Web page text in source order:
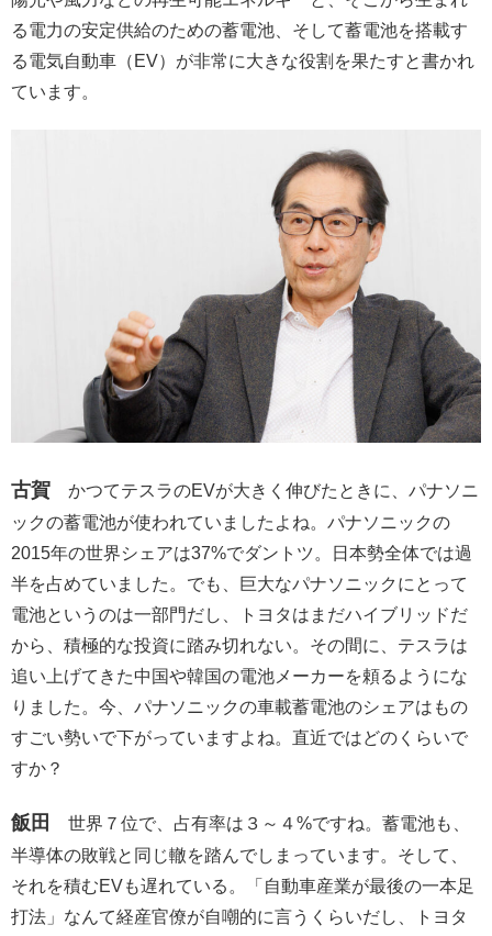
る電力の安定供給のための蓄電池、そして蓄電池を搭載す
る電気自動車（EV）が非常に大きな役割を果たすと書かれ
ています。
古賀 かつてテスラのEVが大きく伸びたときに、パナソニ
ックの蓄電池が使われていましたよね。パナソニックの
2015年の世界シェアは37%でダントツ。日本勢全体では過
半を占めていました。でも、巨大なパナソニックにとって
電池というのは一部門だし、トヨタはまだハイブリッドだ
から、積極的な投資に踏み切れない。その間に、テスラは
追い上げてきた中国や韓国の電池メーカーを頼るようにな
りました。今、パナソニックの車載蓄電池のシェアはもの
すごい勢いで下がっていますよね。直近ではどのくらいで
すか？
飯田
世界７位で、占有率は３～４%ですね。蓄電池も、
半導体の敗戦と同じ轍を踏んでしまっています。そして、
それを積むEVも遅れている。「自動車産業が最後の一本足
打法」なんて経産官僚が自嘲的に言うくらいだし、トヨタ